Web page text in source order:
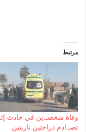
مرتبط
وفاة شخصـ.ين في حادث
تصـ.ادم دراجتين ناريتين